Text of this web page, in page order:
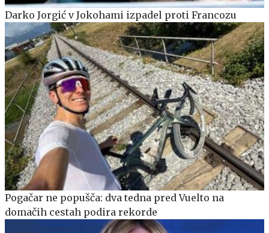
Darko Jorgić v Jokohami izpadel proti Francozu
Pogačar ne popušča: dva tedna pred Vuelto na
domačih cestah podira rekorde